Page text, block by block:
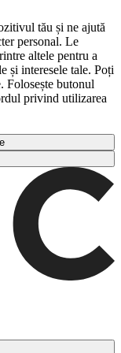
tău și ne ajută
personal. Le
altele pentru a
și interesele tale. Poți
Folosește butonul
privind utilizarea